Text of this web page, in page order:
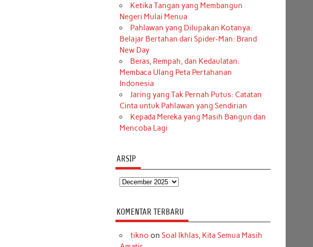
Ketika Tangan yang Membangun
Negeri Mulai Menua
Pahlawan yang Dilupakan Kotanya:
Belajar Bertahan dari Spider-Man: Brand
New Day
Beras, Rempah, dan Kedaulatan:
Membaca Ulang Peta Pertahanan
Indonesia
Jaring yang Tak Pernah Putus: Catatan
Cinta untuk Pahlawan yang Sendirian
Kepada Mereka yang Masih Bangun dan
Mencoba Lagi
ARSIP
Arsip
KOMENTAR TERBARU
tikno on Soal Ikhlas, Kita Semua Masih